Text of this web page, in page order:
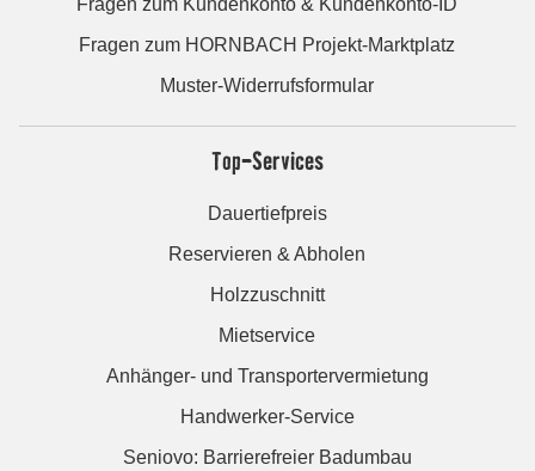
Fragen zum Kundenkonto & Kundenkonto-ID
Fragen zum HORNBACH Projekt-Marktplatz
Muster-Widerrufsformular
Top-Services
Dauertiefpreis
Reservieren & Abholen
Holzzuschnitt
Mietservice
Anhänger- und Transportervermietung
Handwerker-Service
Seniovo: Barrierefreier Badumbau